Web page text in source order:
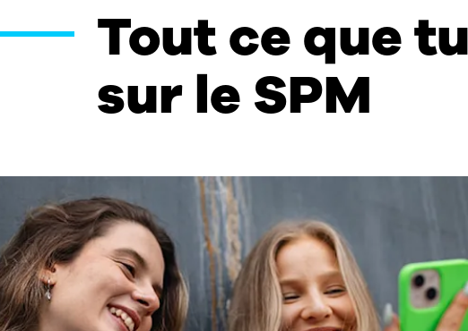
Tout ce que
sur le SPM